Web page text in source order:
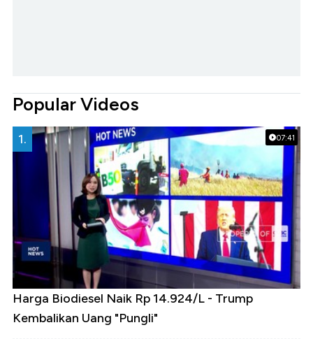
Popular Videos
07:41
1.
Harga Biodiesel Naik Rp 14.924/L - Trump
Kembalikan Uang "Pungli"